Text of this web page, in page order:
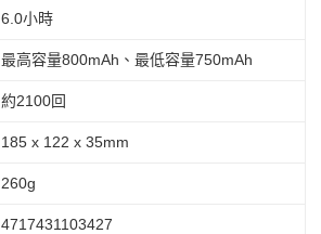
6.0小時
最高容量800mAh、最低容量750mAh
約2100回
185 x 122 x 35mm
260g
4717431103427